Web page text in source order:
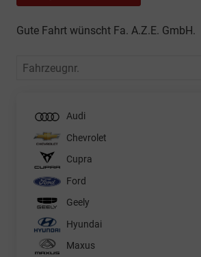
Gute Fahrt wünscht Fa. A.Z.E. GmbH.
Fahrzeugnr.
Audi
Chevrolet
Cupra
Ford
Geely
Hyundai
Maxus